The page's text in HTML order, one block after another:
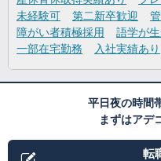
未経験可
第二新卒歓迎
障がい者積極採用
語学が
一部在宅勤務
入社実績あり
平日夜の時間
まずはアデ
転